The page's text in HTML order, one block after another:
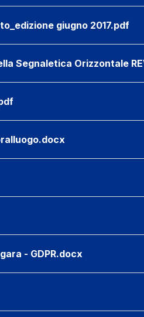
giugno 2017.pdf
Segnaletica Orizzontale
- GDPR.docx